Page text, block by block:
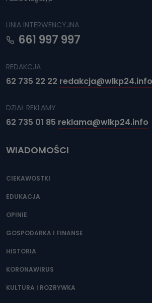
Do kiedy Państwa dane
przechowywane?
przetwarzane na podstawie prawnie
Przetwarzane kategorie Państwa danych
dane, które pochodzą bezpośrednio od
zostały przekazane w Państwa imieniu) lub
kontaktowy, adres korespondencyjny.
danych osobowych są pracownicy i
danych osobowych?
Można to zrobić pod numerem telefonu 62
LINIA INTERWENCYJNA
661 997 997
REDAKCJA
62 735 22 22 redakcja@wlkp24.info
DZIAŁ REKLAMY
62 735 01 85 reklama@wlkp24.info
WIADOMOŚCI
CIEKAWOSTKI
EDUKACJA
OPINIE
GOSPODARKA I FINANSE
HISTORIA
KORONAWIRUS
KULTURA I ROZRYWKA